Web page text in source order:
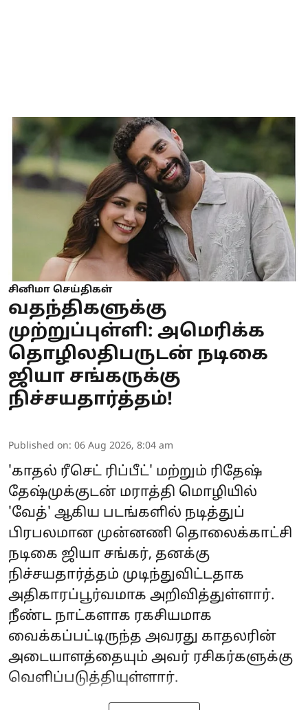
சினிமா செய்திகள்
வதந்திகளுக்கு
முற்றுப்புள்ளி: அமெரிக்க
தொழிலதிபருடன் நடிகை
ஜியா சங்கருக்கு
நிச்சயதார்த்தம்!
Published on: 06 Aug 2026, 8:04 am
'காதல் ரீசெட் ரிப்பீட்' மற்றும் ரிதேஷ்
தேஷ்முக்குடன் மராத்தி மொழியில்
'வேத்' ஆகிய படங்களில் நடித்துப்
பிரபலமான முன்னணி தொலைக்காட்சி
நடிகை ஜியா சங்கர், தனக்கு
நிச்சயதார்த்தம் முடிந்துவிட்டதாக
அதிகாரப்பூர்வமாக அறிவித்துள்ளார்.
நீண்ட நாட்களாக ரகசியமாக
வைக்கப்பட்டிருந்த அவரது காதலரின்
அடையாளத்தையும் அவர் ரசிகர்களுக்கு
வெளிப்படுத்தியுள்ளார்.